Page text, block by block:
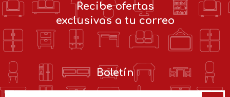
Recibe ofertas
exclusivas a tu correo
Boletín